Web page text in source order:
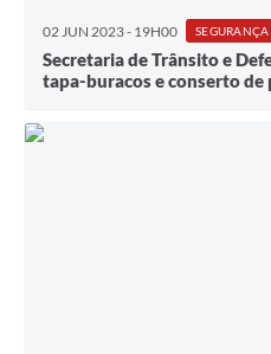
02 JUN 2023 - 19H00
Secretaria de Trânsito e
tapa-buracos e conserto de